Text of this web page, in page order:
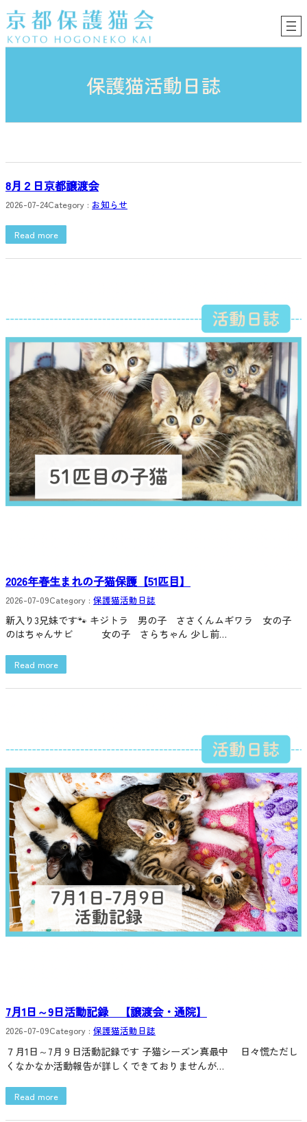
内
容
を
保護猫活動日誌
8月２日京都譲渡会
2026-07-24Category : お知らせ
Read more
2026年春生まれの子猫保護【51匹目】
2026-07-09Category : 保護猫活動日誌
新入り3兄妹です🐾 キジトラ 男の子 ささくんムギワラ 女の子
のはちゃんサビ 女の子 さらちゃん 少し前…
Read more
7月1日～9日活動記録 【譲渡会・通院】
2026-07-09Category : 保護猫活動日誌
７月1日～7月９日活動記録です 子猫シーズン真最中 日々慌ただし
くなかなか活動報告が詳しくできておりませんが…
Read more